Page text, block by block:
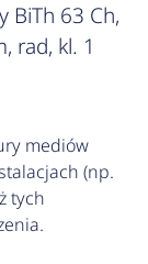
BiTh 63 Ch,
rad, kl. 1
mediów
(np.
tych